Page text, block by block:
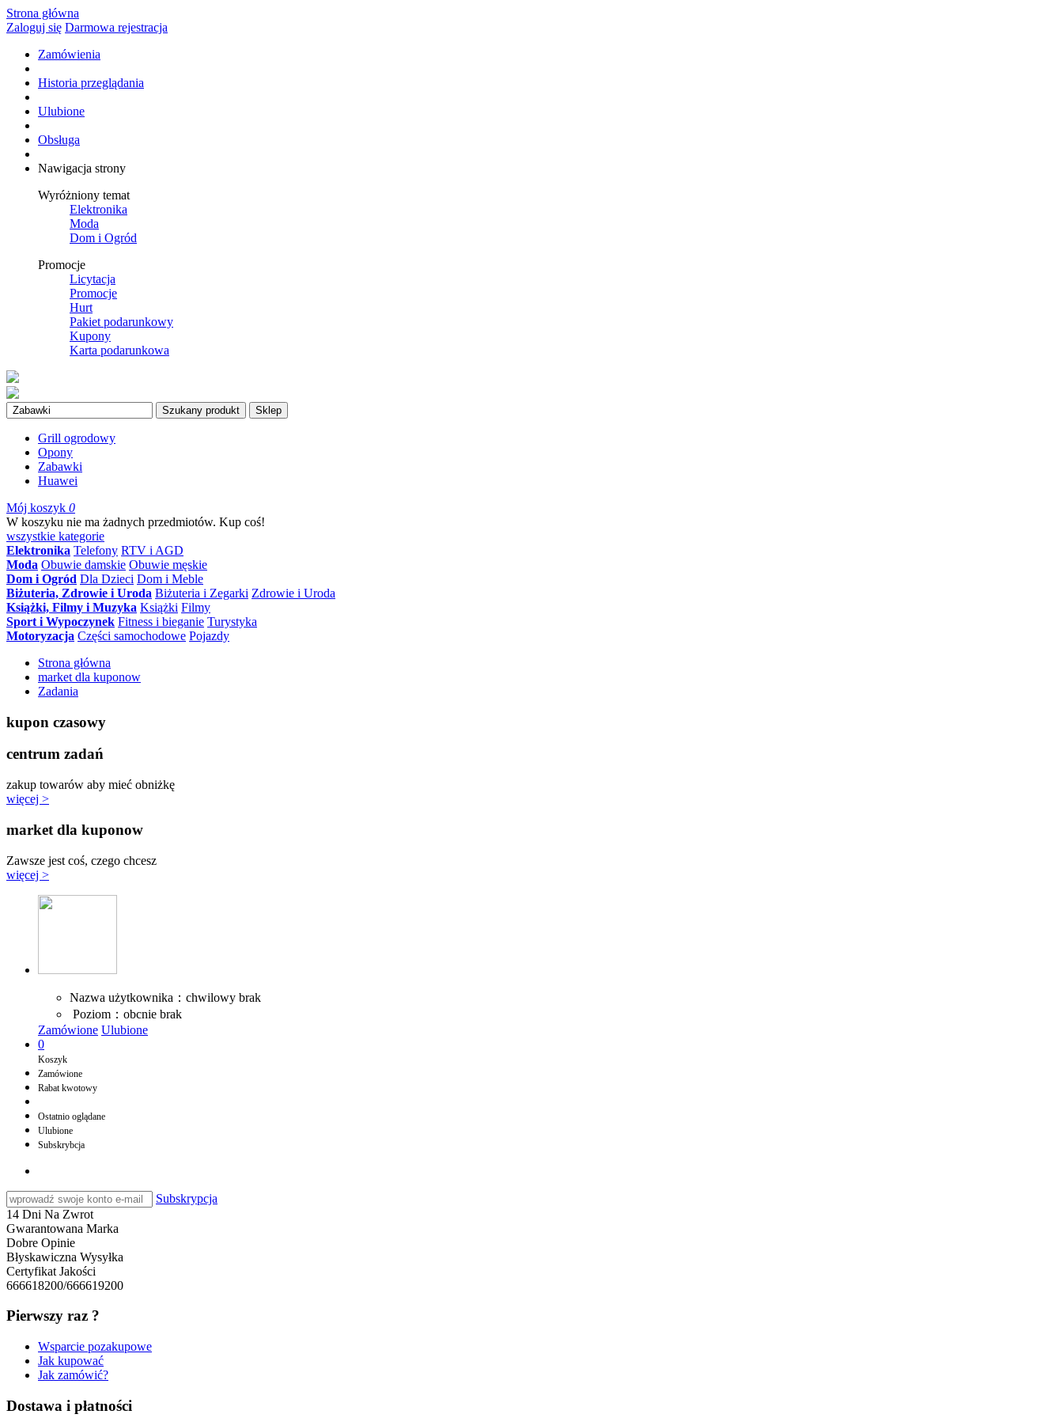
Strona główna
Zaloguj się Darmowa rejestracja
Zamówienia
Historia przeglądania
Ulubione
Obsługa
Nawigacja strony
Wyróżniony temat
Elektronika
Moda
Dom i Ogród
Promocje
Licytacja
Promocje
Hurt
Pakiet podarunkowy
Kupony
Karta podarunkowa
Szukany produkt Sklep
Grill ogrodowy
Opony
Zabawki
Huawei
Mój koszyk 0
W koszyku nie ma żadnych przedmiotów. Kup coś!
wszystkie kategorie
Elektronika Telefony RTV i AGD
Moda Obuwie damskie Obuwie męskie
Dom i Ogród Dla Dzieci Dom i Meble
Biżuteria, Zdrowie i Uroda Biżuteria i Zegarki Zdrowie i Uroda
Książki, Filmy i Muzyka Książki Filmy
Sport i Wypoczynek Fitness i bieganie Turystyka
Motoryzacja Części samochodowe Pojazdy
Strona główna
market dla kuponow
Zadania
kupon czasowy
centrum zadań
zakup towarów aby mieć obniżkę
więcej >
market dla kuponow
Zawsze jest coś, czego chcesz
więcej >
Nazwa użytkownika：chwilowy brak
Poziom：obcnie brak
Zamówione Ulubione
0
Koszyk
Zamówione
Rabat kwotowy
Ostatnio oglądane
Ulubione
Subskrybcja
Subskrypcja
14 Dni Na Zwrot
Gwarantowana Marka
Dobre Opinie
Błyskawiczna Wysyłka
Certyfikat Jakości
666618200/666619200
Pierwszy raz ?
Wsparcie pozakupowe
Jak kupować
Jak zamówić?
Dostawa i płatności